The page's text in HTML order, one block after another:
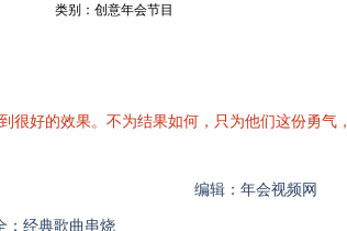
类别：创意年会节目
很好的效果。不为结果如何，只为他们这份勇气，
编辑：年会视频网
：经典歌曲串烧